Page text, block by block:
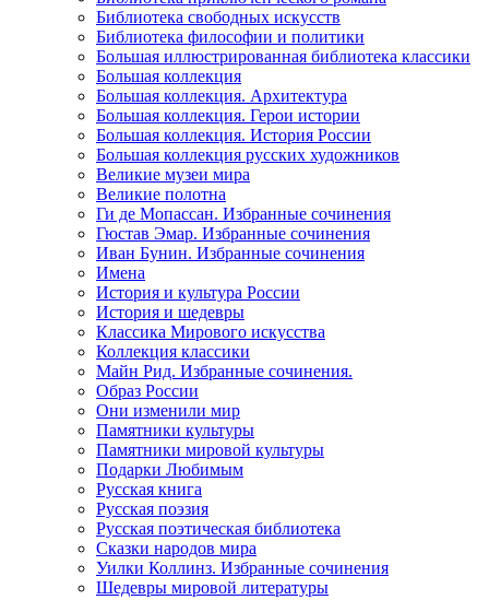
Библиотека свободных искусств
Библиотека философии и политики
Большая иллюстрированная библиотека классики
Большая коллекция
Большая коллекция. Архитектура
Большая коллекция. Герои истории
Большая коллекция. История России
Большая коллекция русских художников
Великие музеи мира
Великие полотна
Ги де Мопассан. Избранные сочинения
Гюстав Эмар. Избранные сочинения
Иван Бунин. Избранные сочинения
Имена
История и культура России
История и шедевры
Классика Мирового искусства
Коллекция классики
Майн Рид. Избранные сочинения.
Образ России
Они изменили мир
Памятники культуры
Памятники мировой культуры
Подарки Любимым
Русская книга
Русская поэзия
Русская поэтическая библиотека
Сказки народов мира
Уилки Коллинз. Избранные сочинения
Шедевры мировой литературы